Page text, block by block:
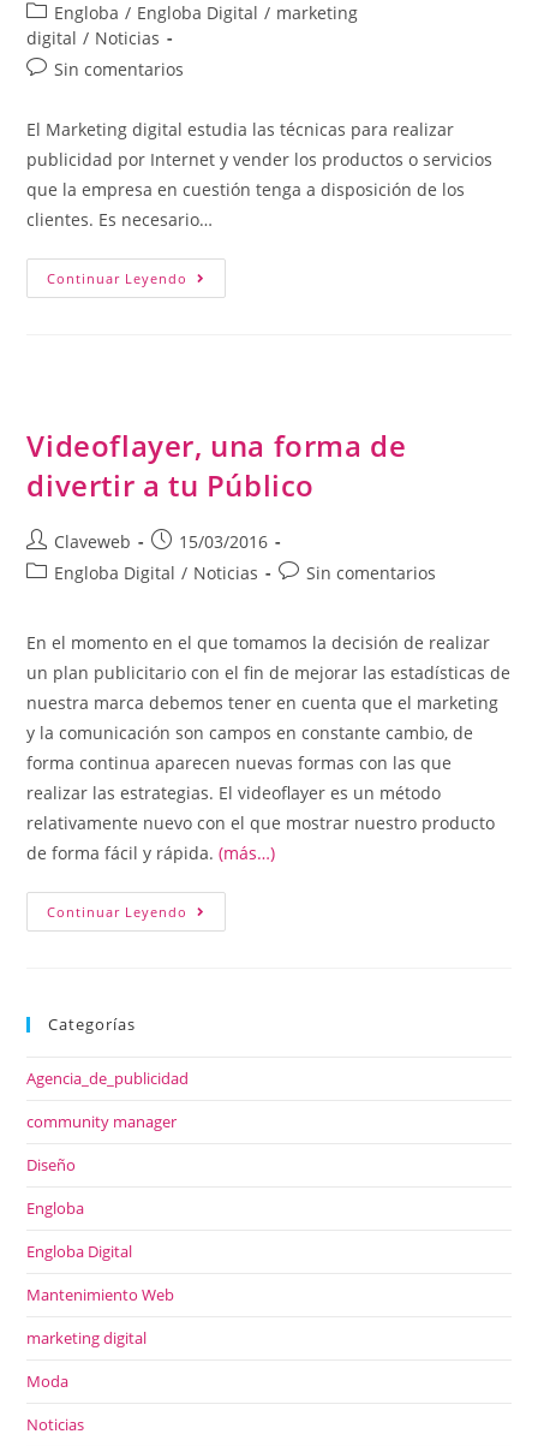
Engloba / Engloba Digital / marketing
digital / Noticias
Sin comentarios
El Marketing digital estudia las técnicas para realizar
publicidad por Internet y vender los productos o servicios
que la empresa en cuestión tenga a disposición de los
clientes. Es necesario…
Continuar Leyendo
Videoflayer, una forma de
divertir a tu Público
Claveweb
15/03/2016
Engloba Digital / Noticias Sin comentarios
En el momento en el que tomamos la decisión de realizar
un plan publicitario con el fin de mejorar las estadísticas de
nuestra marca debemos tener en cuenta que el marketing
y la comunicación son campos en constante cambio, de
forma continua aparecen nuevas formas con las que
realizar las estrategias. El videoflayer es un método
relativamente nuevo con el que mostrar nuestro producto
de forma fácil y rápida.(más…)
Continuar Leyendo
Categorías
Agencia_de_publicidad
community manager
Diseño
Engloba
Engloba Digital
Mantenimiento Web
marketing digital
Moda
Noticias